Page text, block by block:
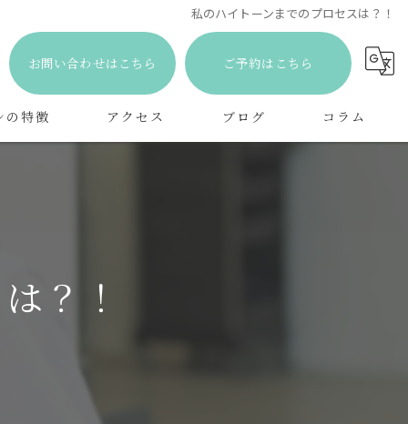
私のハイトーンまでのプロセスは？！
お問い合わせはこちら ご予約はこちら
の特徴 アクセス ブログ コラム
？！